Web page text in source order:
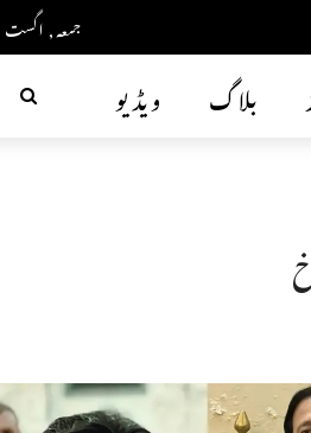
جمعہ, اگست 7
ویڈیو بلاگ